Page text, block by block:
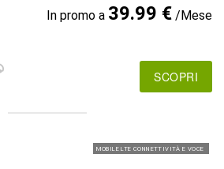
In promo a 39.99 €/Mese
SCOPRI
MOBILE LTE CONNETTIVITÀ E VOCE